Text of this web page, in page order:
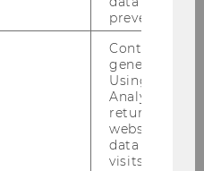
prevented.
Contains a
generated
Using this
Analytics can
returning
website and
data from
visits.